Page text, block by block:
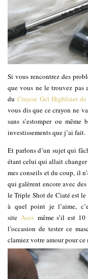
Si vous rencontrez des
que vous ne le trouvez pas
duCrayon Gel Highliner de
vous dis que ce crayon ne
sans s’estomper ou
investissements que j’ai fait.
Et parlons d’un sujet qui
étant celui qui allait changer
mes conseils et du coup, il
qui galèrent encore avec
le Triple Shot de Ciaté est
à quel point je l’aime,
site Asosmême s’il est 10
l’occasion de tester ce
clamiez votre amour pour ce